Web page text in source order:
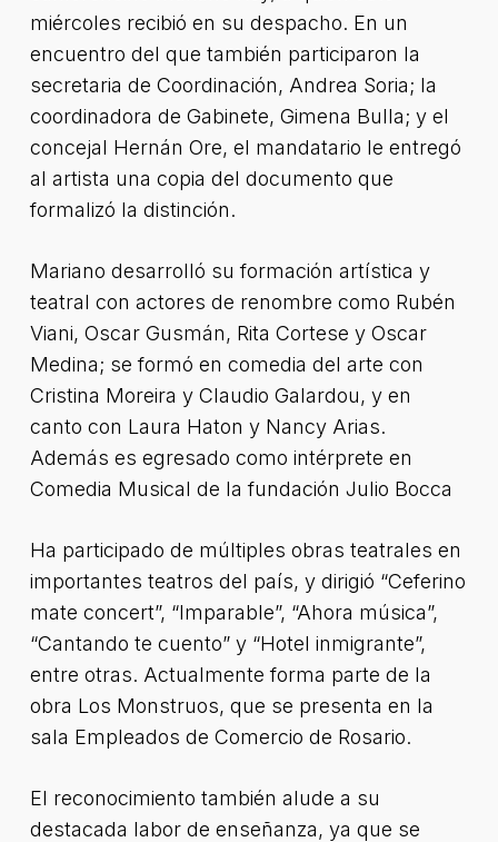
miércoles recibió en su despacho. En un
encuentro del que también participaron la
secretaria de Coordinación, Andrea Soria; la
coordinadora de Gabinete, Gimena Bulla; y el
concejal Hernán Ore, el mandatario le entregó
al artista una copia del documento que
formalizó la distinción.
Mariano desarrolló su formación artística y
teatral con actores de renombre como Rubén
Viani, Oscar Gusmán, Rita Cortese y Oscar
Medina; se formó en comedia del arte con
Cristina Moreira y Claudio Galardou, y en
canto con Laura Haton y Nancy Arias.
Además es egresado como intérprete en
Comedia Musical de la fundación Julio Bocca
Ha participado de múltiples obras teatrales en
importantes teatros del país, y dirigió “Ceferino
mate concert”, “Imparable”, “Ahora música”,
“Cantando te cuento” y “Hotel inmigrante”,
entre otras. Actualmente forma parte de la
obra Los Monstruos, que se presenta en la
sala Empleados de Comercio de Rosario.
El reconocimiento también alude a su
destacada labor de enseñanza, ya que se